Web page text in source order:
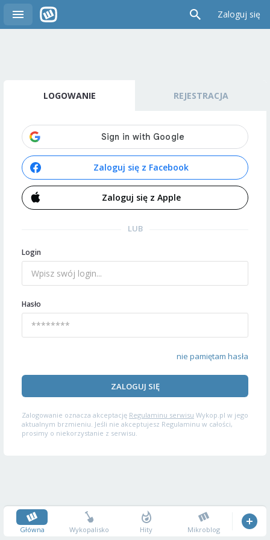
Zaloguj się
LOGOWANIE REJESTRACJA
Zaloguj się z Facebook
Zaloguj się z Apple
LUB
Login
Hasło
nie pamiętam hasła
ZALOGUJ SIĘ
Zalogowanie oznacza akceptację Regulaminu serwisu Wykop.pl w jego
aktualnym brzmieniu. Jeśli nie akceptujesz Regulaminu w całości,
prosimy o niekorzystanie z serwisu.
Główna Wykopalisko Hity Mikroblog